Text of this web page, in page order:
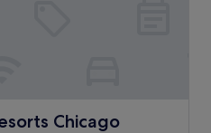
Chicago
Chicago